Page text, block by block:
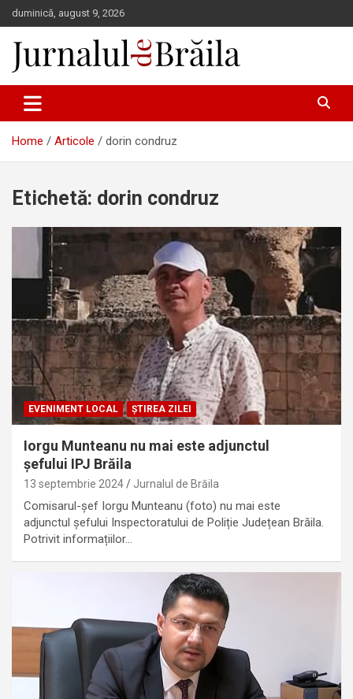
Skip
to
content
duminică, august 9, 2026
Jurnalul de Brăila
Home Articole dorin condruz
Etichetă: dorin condruz
EVENIMENT LOCAL ȘTIREA ZILEI
Iorgu Munteanu nu mai este adjunctul
șefului IPJ Brăila
13 septembrie 2024 Jurnalul de Brăila
Comisarul-șef Iorgu Munteanu (foto) nu mai este
adjunctul șefului Inspectoratului de Poliție Județean Brăila.
Potrivit informațiilor…